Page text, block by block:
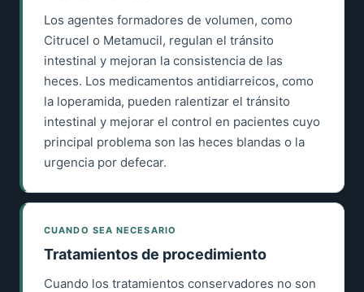
Los agentes formadores de volumen, como
Citrucel o Metamucil, regulan el tránsito
intestinal y mejoran la consistencia de las
heces. Los medicamentos antidiarreicos, como
la loperamida, pueden ralentizar el tránsito
intestinal y mejorar el control en pacientes cuyo
principal problema son las heces blandas o la
urgencia por defecar.
CUANDO SEA NECESARIO
Tratamientos de procedimiento
Cuando los tratamientos conservadores no son